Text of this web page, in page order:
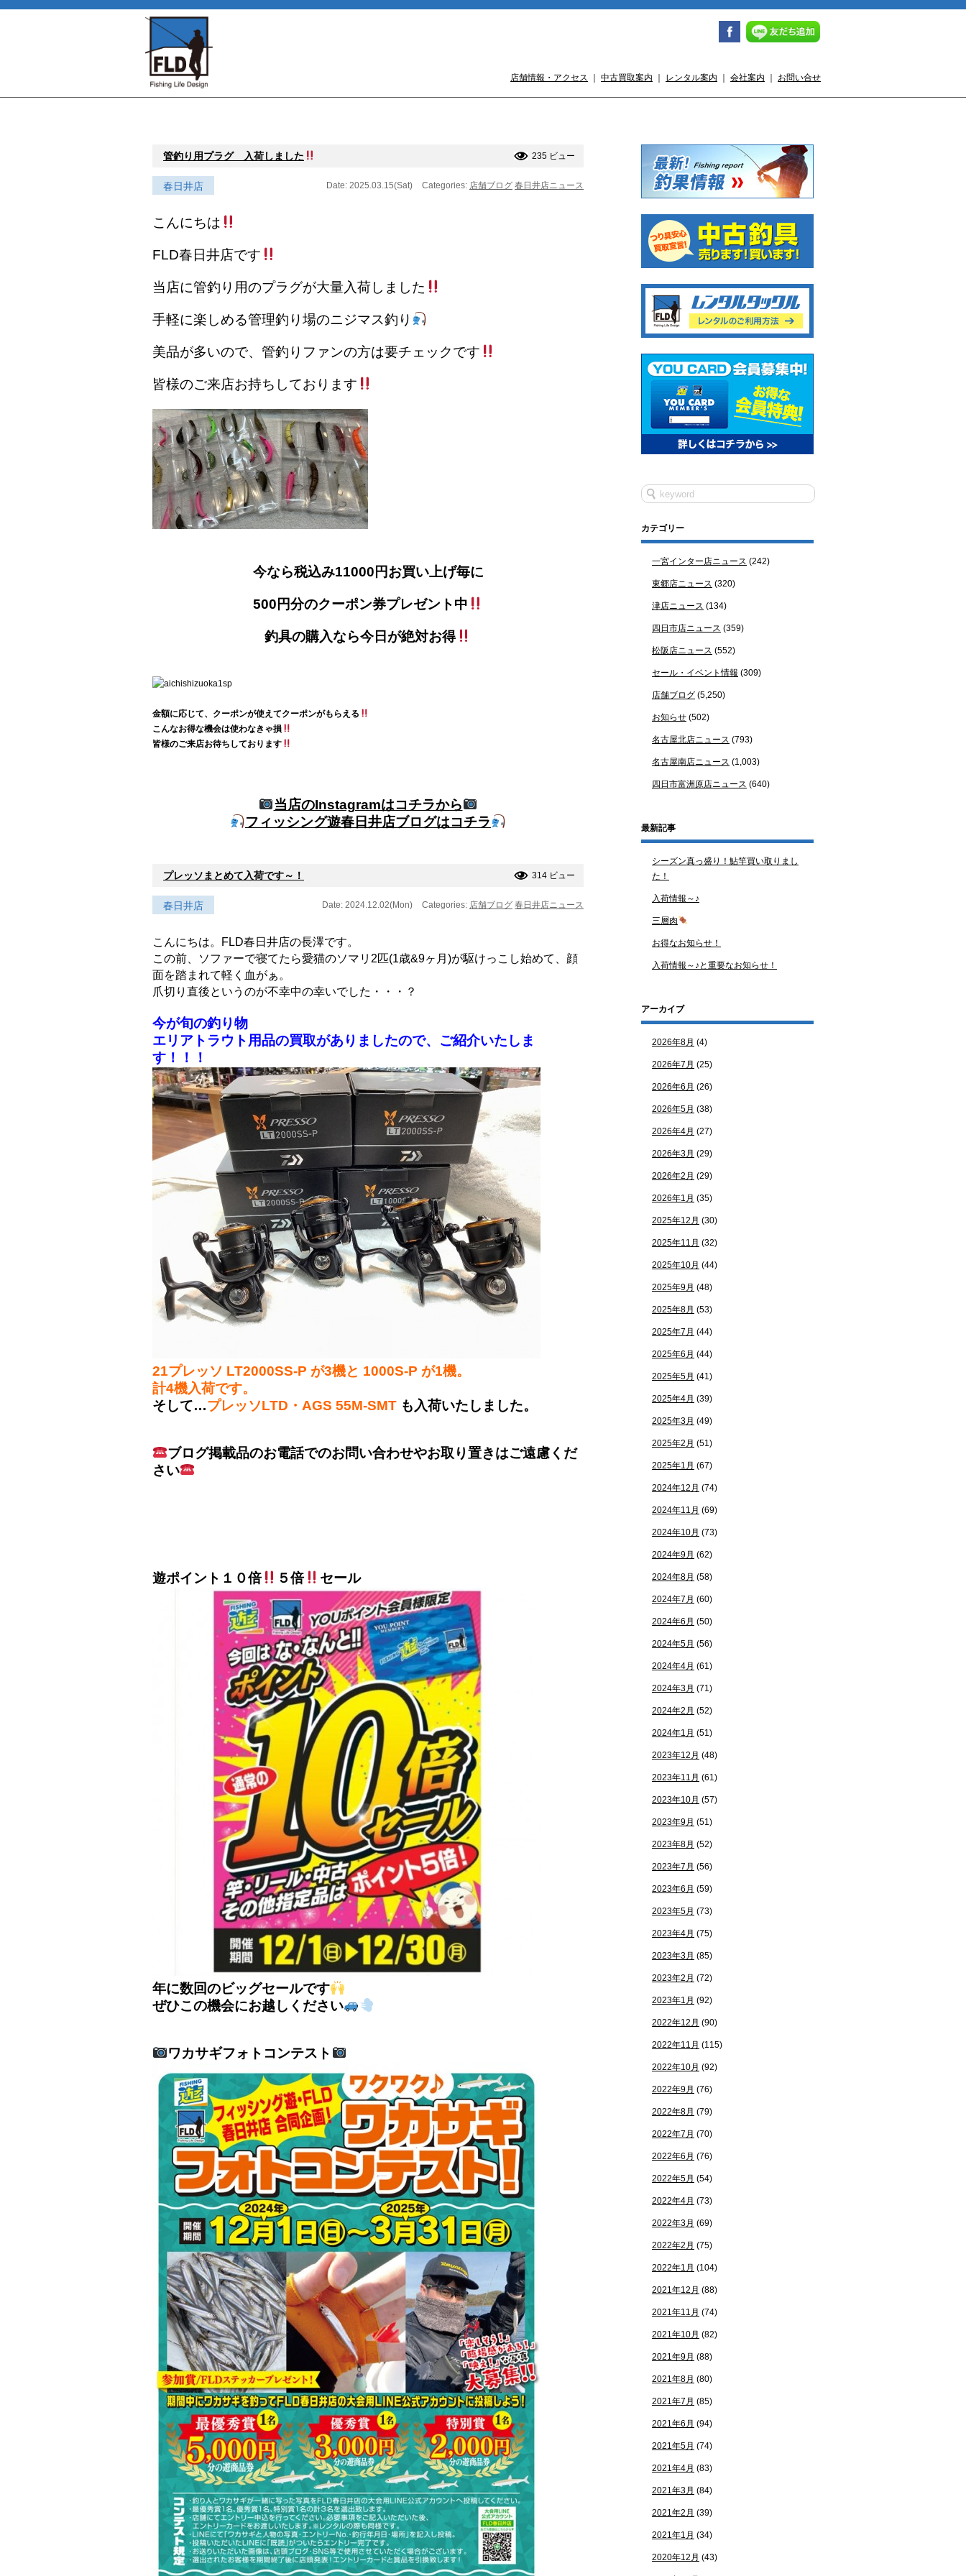
店舗情報・アクセス 中古買取案内 レンタル案内 会社案内 お問い合せ
管釣り用プラグ 入荷しました 235 ビュー
春日井店 Date: 2025.03.15(Sat) Categories: 店舗ブログ 春日井店ニュース
こんにちは
FLD春日井店です
当店に管釣り用のプラグが大量入荷しました
手軽に楽しめる管理釣り場のニジマス釣り
美品が多いので、管釣りファンの方は要チェックです
皆様のご来店お持ちしております
今なら税込み11000円お買い上げ毎に
500円分のクーポン券プレゼント中
釣具の購入なら今日が絶対お得
金額に応じて、クーポンが使えてクーポンがもらえる
こんなお得な機会は使わなきゃ損
皆様のご来店お待ちしております
当店のInstagramはコチラから
フィッシング遊春日井店ブログはコチラ
プレッソまとめて入荷です～！ 314 ビュー
春日井店 Date: 2024.12.02(Mon) Categories: 店舗ブログ 春日井店ニュース
こんにちは。FLD春日井店の長澤です。
この前、ソファーで寝てたら愛猫のソマリ2匹(1歳&9ヶ月)が駆けっこし始めて、顔
面を踏まれて軽く血がぁ。
爪切り直後というのが不幸中の幸いでした・・・？
今が旬の釣り物
エリアトラウト用品の買取がありましたので、ご紹介いたしま
す！！！
21プレッソ LT2000SS-P が3機と 1000S-P が1機。
計4機入荷です。
そして…プレッソLTD・AGS 55M-SMT も入荷いたしました。
ブログ掲載品のお電話でのお問い合わせやお取り置きはご遠慮くだ
さい
遊ポイント１０倍 ５倍 セール
年に数回のビッグセールです
ぜひこの機会にお越しください
ワカサギフォトコンテスト
カテゴリー
一宮インター店ニュース (242)
東郷店ニュース (320)
津店ニュース (134)
四日市店ニュース (359)
松阪店ニュース (552)
セール・イベント情報 (309)
店舗ブログ (5,250)
お知らせ (502)
名古屋北店ニュース (793)
名古屋南店ニュース (1,003)
四日市富洲原店ニュース (640)
最新記事
シーズン真っ盛り！鮎竿買い取りまし
た！
入荷情報～♪
三層肉
お得なお知らせ！
入荷情報～♪と重要なお知らせ！
アーカイブ
2026年8月 (4)
2026年7月 (25)
2026年6月 (26)
2026年5月 (38)
2026年4月 (27)
2026年3月 (29)
2026年2月 (29)
2026年1月 (35)
2025年12月 (30)
2025年11月 (32)
2025年10月 (44)
2025年9月 (48)
2025年8月 (53)
2025年7月 (44)
2025年6月 (44)
2025年5月 (41)
2025年4月 (39)
2025年3月 (49)
2025年2月 (51)
2025年1月 (67)
2024年12月 (74)
2024年11月 (69)
2024年10月 (73)
2024年9月 (62)
2024年8月 (58)
2024年7月 (60)
2024年6月 (50)
2024年5月 (56)
2024年4月 (61)
2024年3月 (71)
2024年2月 (52)
2024年1月 (51)
2023年12月 (48)
2023年11月 (61)
2023年10月 (57)
2023年9月 (51)
2023年8月 (52)
2023年7月 (56)
2023年6月 (59)
2023年5月 (73)
2023年4月 (75)
2023年3月 (85)
2023年2月 (72)
2023年1月 (92)
2022年12月 (90)
2022年11月 (115)
2022年10月 (92)
2022年9月 (76)
2022年8月 (79)
2022年7月 (70)
2022年6月 (76)
2022年5月 (54)
2022年4月 (73)
2022年3月 (69)
2022年2月 (75)
2022年1月 (104)
2021年12月 (88)
2021年11月 (74)
2021年10月 (82)
2021年9月 (88)
2021年8月 (80)
2021年7月 (85)
2021年6月 (94)
2021年5月 (74)
2021年4月 (83)
2021年3月 (84)
2021年2月 (39)
2021年1月 (34)
2020年12月 (43)